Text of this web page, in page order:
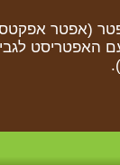
(אפטר
האפטריסט